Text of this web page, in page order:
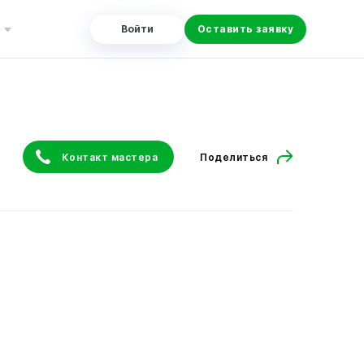
Войти Оставить заявку
Контакт мастера Поделиться